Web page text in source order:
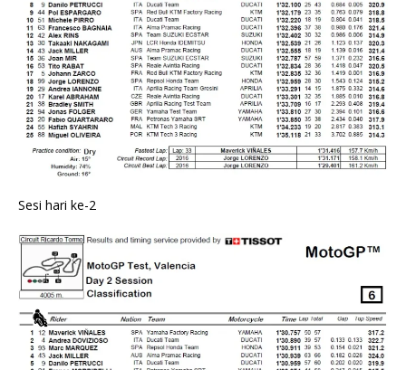
Sesi hari ke-2